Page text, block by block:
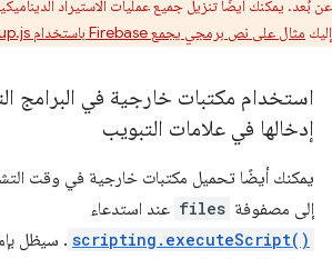
عن بُعد. يمكنك أيضًا تنزيل جميع عمليات الاستيراد
إليك مثال على نص برمجي يجمع Firebase باستخدام Rollup.js
استخدام مكتبات خارجية في البرامج
إدخالها في علامات التبويب
يمكنك أيضًا تحميل مكتبات خارجية في وقت
إلى مصفوفة files عند استدعاء
scripting.executeScript() . سيظل